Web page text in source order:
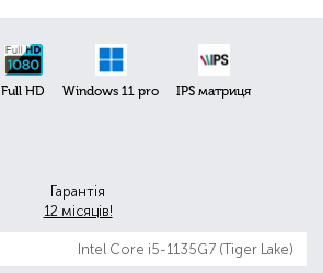
Full HD Windows 11 pro IPS матриця
Гарантія
12 місяців!
Intel Core i5-1135G7 (Tiger Lake)